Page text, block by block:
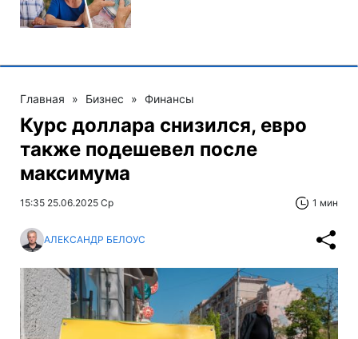
Главная » Бизнес » Финансы
Курс доллара снизился, евро
также подешевел после
максимума
15:35 25.06.2025 Ср 1 мин
АЛЕКСАНДР БЕЛОУС